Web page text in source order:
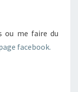
ou me faire du
facebook.